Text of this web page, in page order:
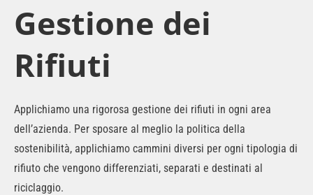
Gestione dei
Rifiuti
Applichiamo una rigorosa gestione dei rifiuti in ogni area
dell’azienda. Per sposare al meglio la politica della
sostenibilità, applichiamo cammini diversi per ogni tipologia di
rifiuto che vengono differenziati, separati e destinati al
riciclaggio.